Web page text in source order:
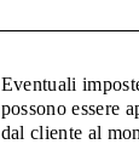
Eventuali
possono essere
dal cliente al